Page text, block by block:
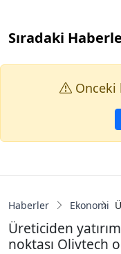
Sıradaki
Onceki
Haberler Ekonomi
Üreticiden
noktası Olivtech